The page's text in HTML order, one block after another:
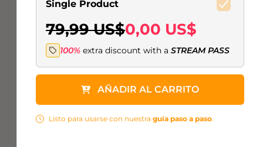
Single Product
79,99 US$0,00 US$
100% extra discount with a STREAM PASS
AÑADIR AL CARRITO
Listo para usarse con nuestra guía paso a paso.